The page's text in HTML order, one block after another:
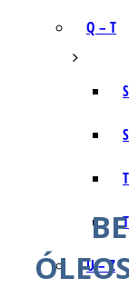
Q – T
U – Z